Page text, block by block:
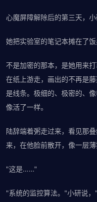
心魔屏障解除后的第三天，
她把实验室的笔记本摊在了饭
不是加密的那本，是她用来
在纸上游走，画出的不再是
是线条。极细的、极密的、
像活了一样。
陆辞端着粥走过来，看见那
来，在他脸前散开，像一层薄
"这是……"
"系统的监控算法。"小研说